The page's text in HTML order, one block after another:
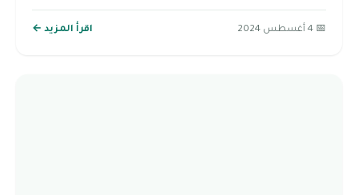
📅 4 أغسطس 2024 اقرأ المزيد ←